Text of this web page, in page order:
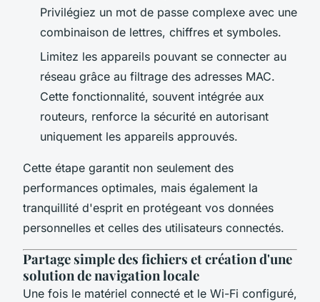
Privilégiez un mot de passe complexe avec une
combinaison de lettres, chiffres et symboles.
Limitez les appareils pouvant se connecter au
réseau grâce au filtrage des adresses MAC.
Cette fonctionnalité, souvent intégrée aux
routeurs, renforce la sécurité en autorisant
uniquement les appareils approuvés.
Cette étape garantit non seulement des
performances optimales, mais également la
tranquillité d'esprit en protégeant vos données
personnelles et celles des utilisateurs connectés.
Partage simple des fichiers et création d'une
solution de navigation locale
Une fois le matériel connecté et le Wi-Fi configuré,